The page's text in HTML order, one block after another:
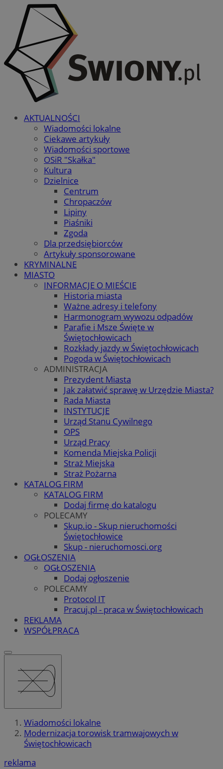
AKTUALNOŚCI
Wiadomości lokalne
Ciekawe artykuły
Wiadomości sportowe
OSiR "Skałka"
Kultura
Dzielnice
Centrum
Chropaczów
Lipiny
Piaśniki
Zgoda
Dla przedsiębiorców
Artykuły sponsorowane
KRYMINALNE
MIASTO
INFORMACJE O MIEŚCIE
Historia miasta
Ważne adresy i telefony
Harmonogram wywozu odpadów
Parafie i Msze Święte w
Świętochłowicach
Rozkłady jazdy w Świętochłowicach
Pogoda w Świętochłowicach
ADMINISTRACJA
Prezydent Miasta
Jak załatwić sprawę w Urzędzie Miasta?
Rada Miasta
INSTYTUCJE
Urząd Stanu Cywilnego
OPS
Urząd Pracy
Komenda Miejska Policji
Straż Miejska
Straż Pożarna
KATALOG FIRM
KATALOG FIRM
Dodaj firmę do katalogu
POLECAMY
Skup.io - Skup nieruchomości
Świętochłowice
Skup - nieruchomosci.org
OGŁOSZENIA
OGŁOSZENIA
Dodaj ogłoszenie
POLECAMY
Protocol IT
Pracuj.pl - praca w Świętochłowicach
REKLAMA
WSPÓŁPRACA
Wiadomości lokalne
Modernizacja torowisk tramwajowych w
Świętochłowicach
reklama